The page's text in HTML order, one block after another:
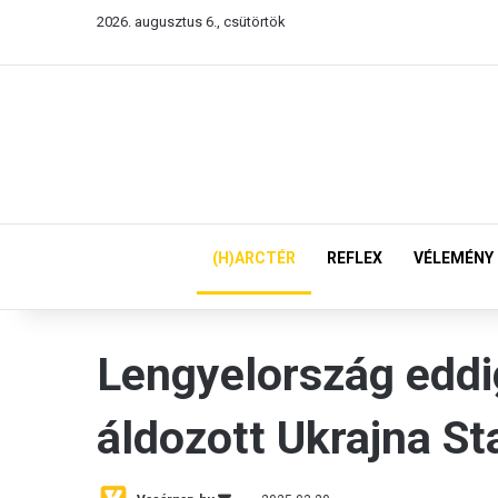
2026. augusztus 6., csütörtök
(H)ARCTÉR REFLEX VÉLEMÉNY
Lengyelország
áldozott Ukrajna